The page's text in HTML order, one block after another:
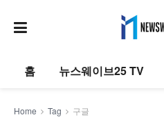
홈 뉴스웨이브25 TV
Home Tag 구글